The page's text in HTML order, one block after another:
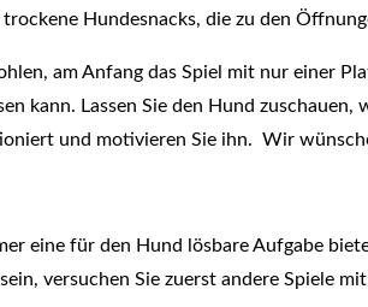
Hundesnacks, die zu den
am Anfang das Spiel mit nur einer
kann. Lassen Sie den Hund
und motivieren Sie ihn. Wir
eine für den Hund lösbare Aufgabe
versuchen Sie zuerst andere Spiele